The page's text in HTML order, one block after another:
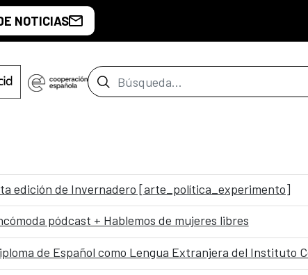
NOTICIAS
Barra de búsqueda
edición de Invernadero [arte_política_experimento]
pódcast + Hablemos de mujeres libres
de Español como Lengua Extranjera del Instituto